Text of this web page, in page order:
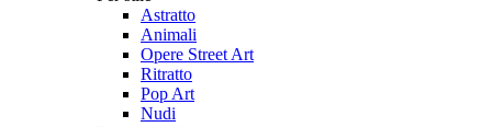
Astratto
Animali
Opere Street Art
Ritratto
Pop Art
Nudi